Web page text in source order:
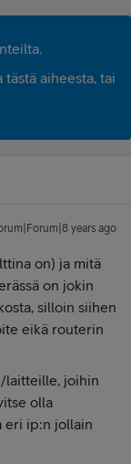
aiheesta, tai
years ago
on) ja mitä
on jokin
silloin siihen
eikä routerin
laitteille, joihin
olla
eri ip:n jollain